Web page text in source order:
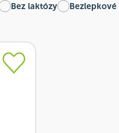
Bez laktózy